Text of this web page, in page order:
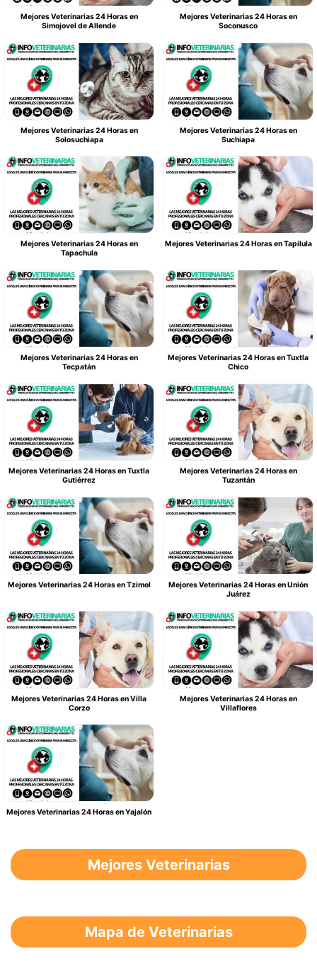
Mejores Veterinarias 24 Horas en
Simojovel de Allende
Mejores Veterinarias 24 Horas en
Soconusco
Mejores Veterinarias 24 Horas en
Solosuchiapa
Mejores Veterinarias 24 Horas en
Suchiapa
Mejores Veterinarias 24 Horas en
Tapachula
Mejores Veterinarias 24 Horas en Tapilula
Mejores Veterinarias 24 Horas en
Tecpatán
Mejores Veterinarias 24 Horas en Tuxtla
Chico
Mejores Veterinarias 24 Horas en Tuxtla
Gutiérrez
Mejores Veterinarias 24 Horas en
Tuzantán
Mejores Veterinarias 24 Horas en Tzimol
Mejores Veterinarias 24 Horas en Unión
Juárez
Mejores Veterinarias 24 Horas en Villa
Corzo
Mejores Veterinarias 24 Horas en
Villaflores
Mejores Veterinarias 24 Horas en Yajalón
Mejores Veterinarias
Mapa de Veterinarias